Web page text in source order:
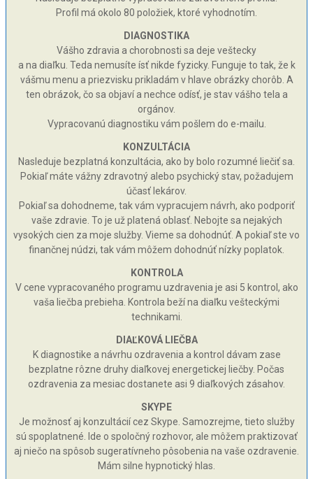
Profil má okolo 80 položiek, ktoré vyhodnotím.
DIAGNOSTIKA
Vášho zdravia a chorobnosti sa deje veštecky
a na diaľku. Teda nemusíte ísť nikde fyzicky. Funguje to tak, že k
vášmu menu a priezvisku prikladám v hlave obrázky chorôb. A
ten obrázok, čo sa objaví a nechce odísť, je stav vášho tela a
orgánov.
Vypracovanú diagnostiku vám pošlem do e-mailu.
KONZULTÁCIA
Nasleduje bezplatná konzultácia, ako by bolo rozumné liečiť sa.
Pokiaľ máte vážny zdravotný alebo psychický stav, požadujem
účasť lekárov.
Pokiaľ sa dohodneme, tak vám vypracujem návrh, ako podporiť
vaše zdravie. To je už platená oblasť. Nebojte sa nejakých
vysokých cien za moje služby. Vieme sa dohodnúť. A pokiaľ ste vo
finančnej núdzi, tak vám môžem dohodnúť nízky poplatok.
KONTROLA
V cene vypracovaného programu uzdravenia je asi 5 kontrol, ako
vaša liečba prebieha. Kontrola beží na diaľku vešteckými
technikami.
DIAĽKOVÁ LIEČBA
K diagnostike a návrhu ozdravenia a kontrol dávam zase
bezplatne rôzne druhy diaľkovej energetickej liečby. Počas
ozdravenia za mesiac dostanete asi 9 diaľkových zásahov.
SKYPE
Je možnosť aj konzultácií cez Skype. Samozrejme, tieto služby
sú spoplatnené. Ide o spoločný rozhovor, ale môžem praktizovať
aj niečo na spôsob sugeratívneho pôsobenia na vaše ozdravenie.
Mám silne hypnotický hlas.